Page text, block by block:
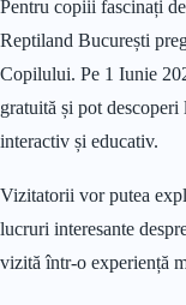
Pentru copiii fascinați
Reptiland București
Copilului. Pe 1 Iunie
gratuită și pot
interactiv și educativ.
Vizitatorii vor putea
lucruri interesante
vizită într-o experiență